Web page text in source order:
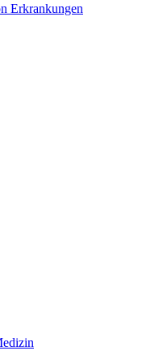
Erkrankungen